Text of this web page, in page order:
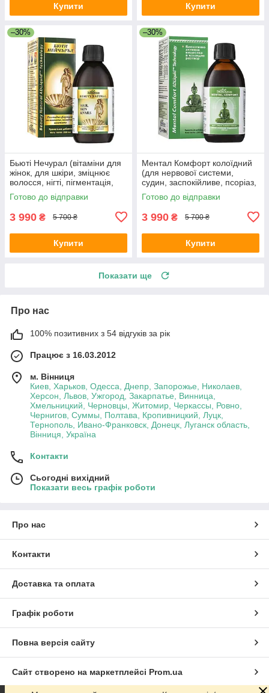
Купити Купити
–30%
Бьюті Нечурал (вітаміни для
жінок, для шкіри, зміцнює
волосся, нігті, пігментація,
зморшки, омолодження)
Готово до відправки
3 990 ₴ 5 700 ₴
Купити
–30%
Ментал Комфорт колоїдний
(для нервової системи,
судин, заспокійливе, псоріаз,
нормалізує сон, пам'ять,
концентрація уваги, стрес)
Готово до відправки
3 990 ₴ 5 700 ₴
Купити
Показати ще
Про нас
100% позитивних з 54 відгуків за рік
Працює з 16.03.2012
м. Вінниця
Киев, Харьков, Одесса, Днепр, Запорожье, Николаев,
Херсон, Львов, Ужгород, Закарпатье, Винница,
Хмельницкий, Черновцы, Житомир, Черкассы, Ровно,
Чернигов, Суммы, Полтава, Кропивницкий, Луцк,
Тернополь, Ивано-Франковск, Донецк, Луганск область,
Вінниця, Україна
Контакти
Сьогодні вихідний
Показати весь графік роботи
Про нас
Контакти
Доставка та оплата
Графік роботи
Повна версія сайту
Сайт створено на маркетплейсі Prom.ua